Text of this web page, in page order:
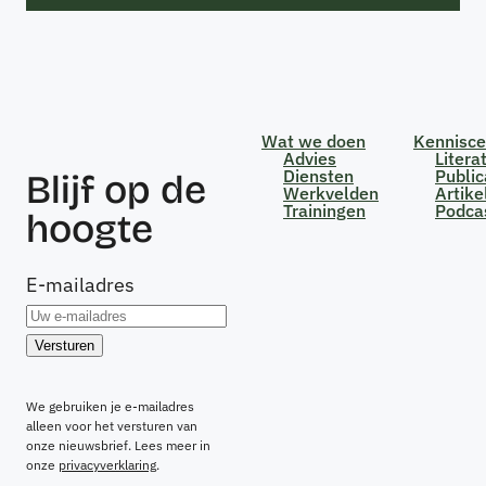
Blijf op de
hoogte
E-mailadres
We gebruiken je e-mailadres
alleen voor het versturen van
onze nieuwsbrief. Lees meer in
onze privacyverklaring.
Wat we doen
Advies
Diensten
Werkvelden
Trainingen